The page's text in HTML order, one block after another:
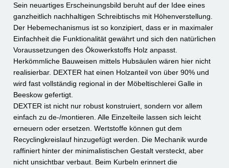
Sein neuartiges Erscheinungsbild beruht auf der Idee eines
ganzheitlich nachhaltigen Schreibtischs mit Höhenverstellung.
Der Hebemechanismus ist so konzipiert, dass er in maximaler
Einfachheit die Funktionalität gewährt und sich den natürlichen
Voraussetzungen des Ökowerkstoffs Holz anpasst.
Herkömmliche Bauweisen mittels Hubsäulen wären hier nicht
realisierbar. DEXTER hat einen Holzanteil von über 90% und
wird fast vollständig regional in der Möbeltischlerei Galle in
Beeskow gefertigt.
DEXTER ist nicht nur robust konstruiert, sondern vor allem
einfach zu de-/montieren. Alle Einzelteile lassen sich leicht
erneuern oder ersetzen. Wertstoffe können gut dem
Recyclingkreislauf hinzugefügt werden. Die Mechanik wurde
raffiniert hinter der minimalistischen Gestalt versteckt, aber
nicht unsichtbar verbaut. Beim Kurbeln erinnert die